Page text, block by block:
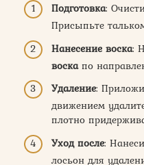
Подготовка:
Присыпьте
Нанесение воска:
воскапо
Удаление:
движением
плотно
Уход после:
лосьон для